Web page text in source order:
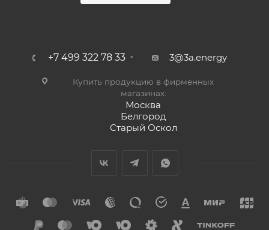
+7 499 322 78 33 3@3a.energy
Купить продукцию в фирменных
магазинах:
Москва
Белгород
Старый Оскол